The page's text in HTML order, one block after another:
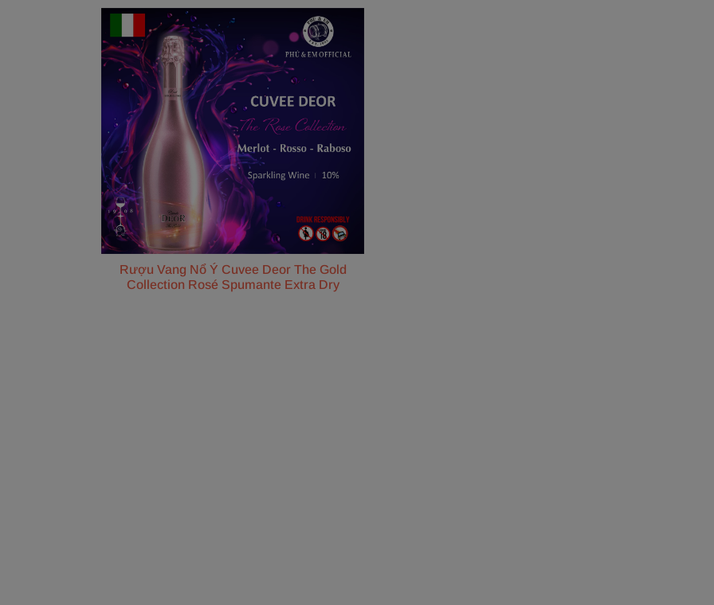
Rượu Vang Nổ Ý Cuvee Deor The Gold
Collection Rosé Spumante Extra Dry